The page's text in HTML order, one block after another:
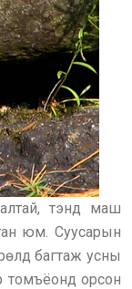
тэнд маш
юм. Суусарын
багтаж усны
томъёонд орсон